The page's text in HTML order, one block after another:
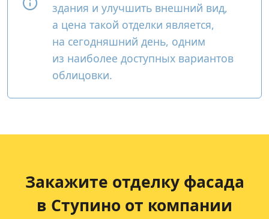
здания и улучшить внешний вид,
а цена такой отделки является,
на сегодняшний день, одним
из наиболее доступных вариантов
облицовки.
Закажите отделку фасада
в Ступино от компании